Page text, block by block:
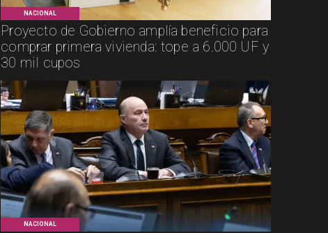
NACIONAL
Proyecto de Gobierno amplía beneficio para
comprar primera vivienda: tope a 6.000 UF y
30 mil cupos
NACIONAL